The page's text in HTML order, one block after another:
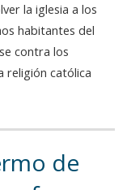
la iglesia a los
habitantes del
contra los
religión católica
de